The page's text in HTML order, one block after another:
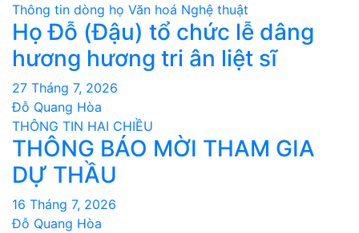
Thông tin dòng họ Văn hoá Nghệ thuật
Họ Đỗ (Đậu) tổ chức lễ dâng
hương hương tri ân liệt sĩ
27 Tháng 7, 2026
Đỗ Quang Hòa
THÔNG TIN HAI CHIỀU
THÔNG BÁO MỜI THAM GIA
DỰ THẦU
16 Tháng 7, 2026
Đỗ Quang Hòa